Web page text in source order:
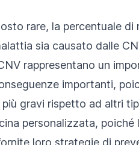
rare, la percentuale
sia causato dalle
rappresentano un
importanti,
gravi rispetto ad altri
personalizzata,
loro strategie di